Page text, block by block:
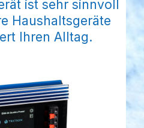
ist sehr sinnvoll
Haushaltsgeräte
Ihren Alltag.